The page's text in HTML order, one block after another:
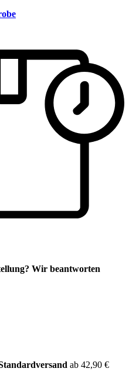
Wir beantworten
ab 42,90 €